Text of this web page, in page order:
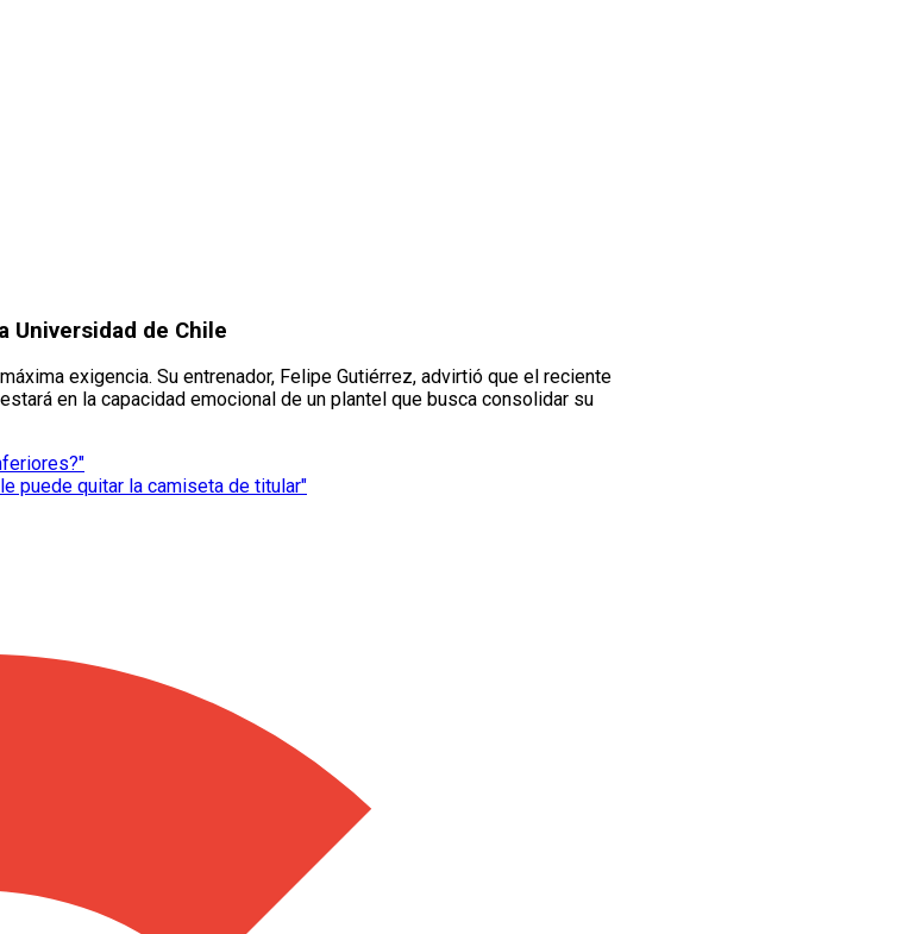
Universidad de Chile
exigencia. Su entrenador, Felipe Gutiérrez, advirtió que el reciente
en la capacidad emocional de un plantel que busca consolidar su
puede quitar la camiseta de titular"